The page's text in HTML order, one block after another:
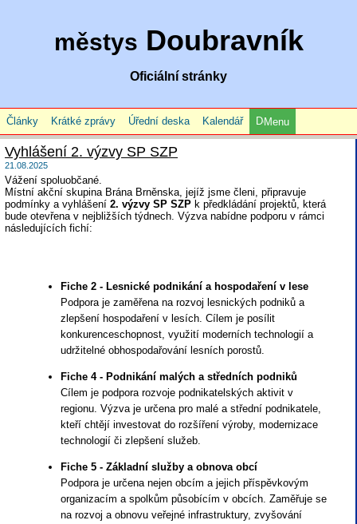
městys Doubravník
Oficiální stránky
Články Krátké zprávy Úřední deska Kalendář Menu
Vyhlášení 2. výzvy SP SZP
21.08.2025
Vážení spoluobčané.
Místní akční skupina Brána Brněnska, jejíž jsme členi, připravuje
podmínky a vyhlášení 2. výzvy SP SZP k předkládání projektů, která
bude otevřena v nejbližších týdnech. Výzva nabídne podporu v rámci
následujících fichí:
Fiche 2 - Lesnické podnikání a hospodaření v lese
Podpora je zaměřena na rozvoj lesnických podniků a
zlepšení hospodaření v lesích. Cílem je posílit
konkurenceschopnost, využití moderních technologií a
udržitelné obhospodařování lesních porostů.
Fiche 4 - Podnikání malých a středních podniků
Cílem je podpora rozvoje podnikatelských aktivit v
regionu. Výzva je určena pro malé a střední podnikatele,
kteří chtějí investovat do rozšíření výroby, modernizace
technologií či zlepšení služeb.
Fiche 5 - Základní služby a obnova obcí
Podpora je určena nejen obcím a jejich příspěvkovým
organizacím a spolkům působícím v obcích. Zaměřuje se
na rozvoj a obnovu veřejné infrastruktury, zvyšování